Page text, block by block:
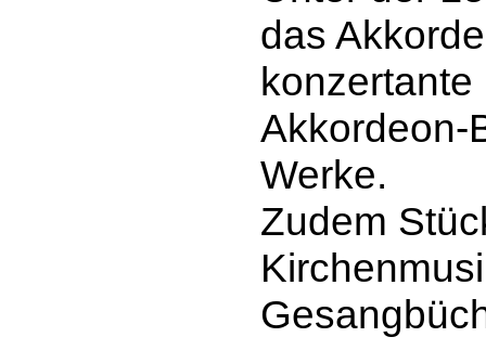
das
Akkordeon-
Werke.
Zudem